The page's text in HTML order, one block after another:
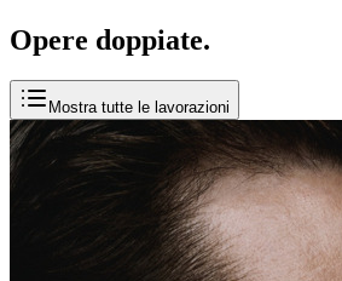
Opere doppiate.
Mostra tutte le lavorazioni